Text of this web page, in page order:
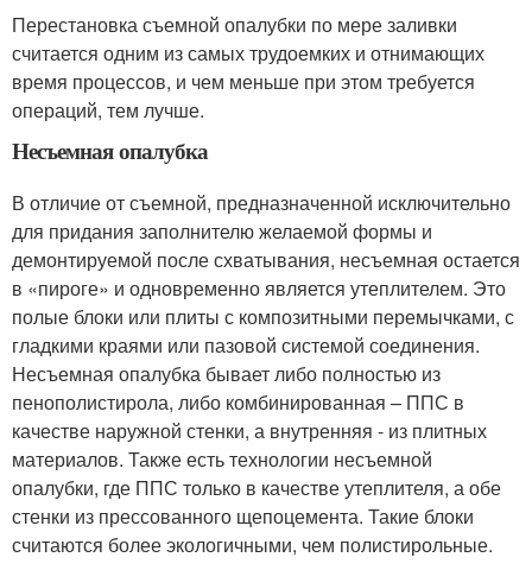
Перестановка съемной опалубки по мере заливки
считается одним из самых трудоемких и отнимающих
время процессов, и чем меньше при этом требуется
операций, тем лучше.
Несъемная опалубка
В отличие от съемной, предназначенной исключительно
для придания заполнителю желаемой формы и
демонтируемой после схватывания, несъемная остается
в «пироге» и одновременно является утеплителем. Это
полые блоки или плиты с композитными перемычками, с
гладкими краями или пазовой системой соединения.
Несъемная опалубка бывает либо полностью из
пенополистирола, либо комбинированная – ППС в
качестве наружной стенки, а внутренняя - из плитных
материалов. Также есть технологии несъемной
опалубки, где ППС только в качестве утеплителя, а обе
стенки из прессованного щепоцемента. Такие блоки
считаются более экологичными, чем полистирольные.